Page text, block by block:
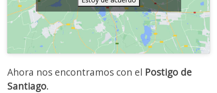
Ahora nos encontramos con el Postigo de
Santiago.